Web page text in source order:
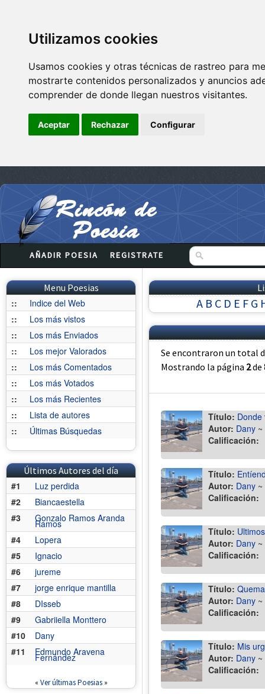
Utilizamos cookies
Usamos cookies y otras técnicas de rastreo para
mostrarte contenidos personalizados y anuncios
comprender de donde llegan nuestros visitantes.
Aceptar Rechazar Configurar
AÑADIR POESIA REGISTRATE
Menu Poesias
::
Indice del Web
::
Los más vistos
::
Los más Enviados
::
Los mejor Valorados
::
Los más Comentados
::
Los más Votados
::
Los más Recientes
::
Lista de autores
::
Últimas Búsquedas
Últimos Autores del día
#1
Luz perdida
#2
Biancaestella
#3
Gonzalo Ramos Aranda
Ramos
#4
Lopera
#5
Ignacio
#6
jureme
#7
jorge enrique mantilla
#8
DIsseb
#9
Gabriiella Monttero
#10
Dany
#11
Edmundo Aravena
Fernández
« Ver últimas Poesias»
A B C D E F G
Se encontraron un total
Mostrando la página 2de
Título: Donde
Autor: Dany ~
Calificación:
Título:
Autor: Dany ~
Calificación:
Título:
Autor: Dany ~
Calificación:
Título:
Autor: Dany ~
Calificación:
Título: Mis
Autor: Dany ~
Calificación: